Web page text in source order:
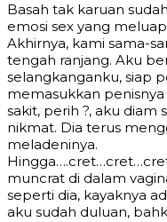
Basah tak karuan
emosi sex yang
Akhirnya, kami sama-
tengah ranjang. Aku
selangkanganku, siap
memasukkan
sakit, perih ?, aku diam
nikmat. Dia terus
meladeninya.
muncrat di dalam
seperti dia, kayaknya
aku sudah duluan,